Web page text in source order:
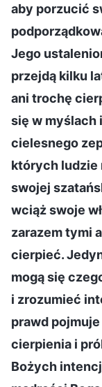
aby porzucić
Jego
przejdą kilku
ani trochę
się w myślach
cielesnego
których ludzie
swojej
wciąż swoje
zarazem tymi
cierpieć.
mogą się
i zrozumieć
prawd
cierpienia i
Bożych